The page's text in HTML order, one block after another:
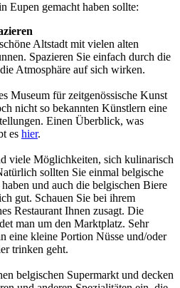
Eupen gemacht haben sollte:
Altstadt mit vielen alten
Spazieren Sie einfach durch die
Atmosphäre auf sich wirken.
Museum für zeitgenössische Kunst
nicht so bekannten Künstlern eine
Einen Überblick, was
es hier.
viele Möglichkeiten, sich kulinarisch
sollten Sie einmal belgische
und auch die belgischen Biere
gut. Schauen Sie bei ihrem
Restaurant Ihnen zusagt. Die
man um den Marktplatz. Sehr
eine kleine Portion Nüsse und/oder
trinken geht.
belgischen Supermarkt und decken